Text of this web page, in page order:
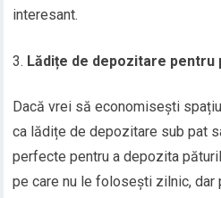
interesant.
Lădițe de depozitare pentru
Dacă vrei să economisești
ca lădițe de depozitare sub pat
perfecte pentru a depozita
pe care nu le folosești zilnic, dar